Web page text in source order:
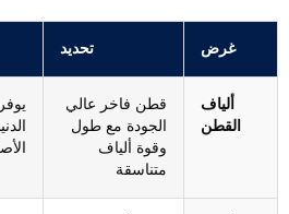
غرض تحديد
ألياف
القطن
قطن فاخر عالي
الجودة مع طول
وقوة ألياف
متناسقة
يوفر